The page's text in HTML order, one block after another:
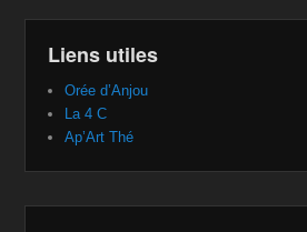
Liens utiles
Orée d’Anjou
La 4 C
Ap’Art Thé